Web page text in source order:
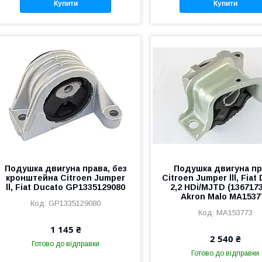
Купити Купити
Подушка двигуна права, без
кронштейна Citroen Jumper
ll, Fiat Ducato GP1335129080
GP1335129080
1 145 ₴
Готово до відправки
Подушка двигуна
Citroen Jumper lll, Fiat
2,2 HDi/MJTD
Akron Malo
MA153773
2 540 ₴
Готово до відправки